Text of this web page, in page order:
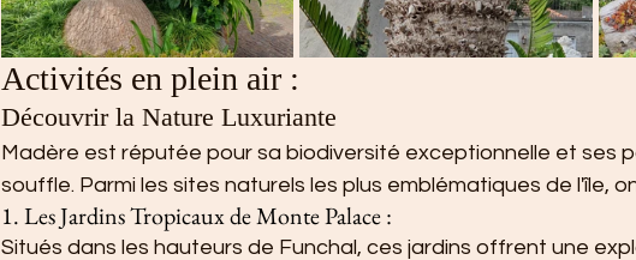
Activités en plein air :
Découvrir la Nature Luxuriante
Madère est réputée pour sa biodiversité exceptionnelle et ses
souffle. Parmi les sites naturels les plus emblématiques de l'île,
1. Les Jardins Tropicaux de Monte Palace :
Situés dans les hauteurs de Funchal, ces jardins offrent une